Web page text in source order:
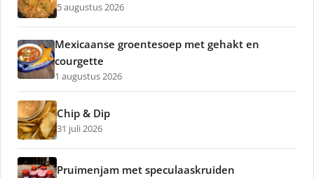
5 augustus 2026
Mexicaanse groentesoep met gehakt en
courgette
1 augustus 2026
Chip & Dip
31 juli 2026
Pruimenjam met speculaaskruiden